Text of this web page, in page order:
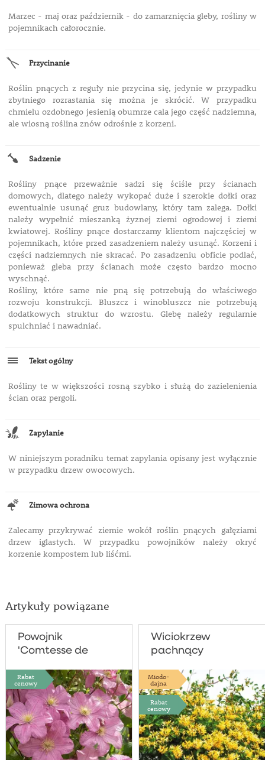
Marzec - maj oraz październik - do zamarznięcia gleby, rośliny w
pojemnikach całorocznie.
Przycinanie
Roślin pnących z reguły nie przycina się, jedynie w przypadku
zbytniego rozrastania się można je skrócić. W przypadku
chmielu ozdobnego jesienią obumrze cala jego część nadziemna,
ale wiosną roślina znów odrośnie z korzeni.
Sadzenie
Rośliny pnące przeważnie sadzi się ściśle przy ścianach
domowych, dlatego należy wykopać duże i szerokie dołki oraz
ewentualnie usunąć gruz budowlany, który tam zalega. Dołki
należy wypełnić mieszanką żyznej ziemi ogrodowej i ziemi
kwiatowej. Rośliny pnące dostarczamy klientom najczęściej w
pojemnikach, które przed zasadzeniem należy usunąć. Korzeni i
części nadziemnych nie skracać. Po zasadzeniu obficie podlać,
ponieważ gleba przy ścianach może często bardzo mocno
wyschnąć.
Rośliny, które same nie pną się potrzebują do właściwego
rozwoju konstrukcji. Bluszcz i winobluszcz nie potrzebują
dodatkowych struktur do wzrostu. Glebę należy regularnie
spulchniać i nawadniać.
Tekst ogólny
Rośliny te w większości rosną szybko i służą do zazielenienia
ścian oraz pergoli.
Zapylanie
W niniejszym poradniku temat zapylania opisany jest wyłącznie
w przypadku drzew owocowych.
Zimowa ochrona
Zalecamy przykrywać ziemie wokół roślin pnących gałęziami
drzew iglastych. W przypadku powojników należy okryć
korzenie kompostem lub liśćmi.
Artykuły powiązane
Powojnik
'Comtesse de
Rabat
cenowy
Wiciokrzew
pachnący
Miodo-
dajna
Rabat
cenowy